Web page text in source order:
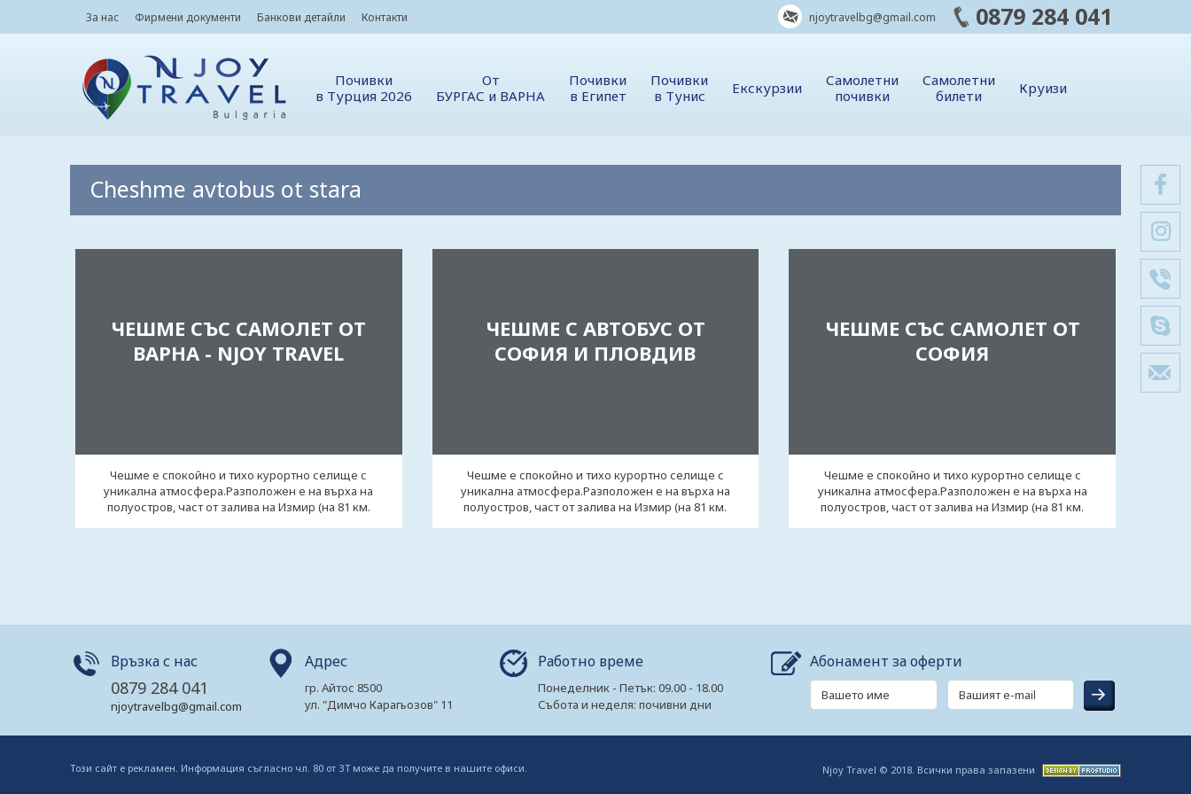
За нас Фирмени документи Банкови детайли Контакти 0879 284 041
njoytravelbg@gmail.com
Почивки
в Турция 2026
От
БУРГАС и ВАРНА
Почивки
в Египет
Почивки
в Тунис
Екскурзии
Самолетни
почивки
Самолетни
билети
Круизи
Cheshme avtobus ot stara
ЧЕШМЕ СЪС САМОЛЕТ ОТ
ВАРНА - NJOY TRAVEL
Чешме е спокойно и тихо курортно селище с
уникална атмосфера.Разположен е на върха на
полуостров, част от залива на Измир (на 81 км.
ЧЕШМЕ С АВТОБУС ОТ
СОФИЯ И ПЛОВДИВ
Чешме е спокойно и тихо курортно селище с
уникална атмосфера.Разположен е на върха на
полуостров, част от залива на Измир (на 81 км.
ЧЕШМЕ СЪС САМОЛЕТ ОТ
СОФИЯ
Чешме е спокойно и тихо курортно селище с
уникална атмосфера.Разположен е на върха на
полуостров, част от залива на Измир (на 81 км.
Връзка с нас
0879 284 041
njoytravelbg@gmail.com
Адрес
гр. Айтос 8500
ул. "Димчо Карагьозов" 11
Работно време
Понеделник - Петък: 09.00 - 18.00
Събота и неделя: почивни дни
Абонамент за оферти
Този сайт е рекламен. Информация съгласно чл. 80 от ЗТ може да получите в нашите офиси. Njoy Travel © 2018. Всички права запазени